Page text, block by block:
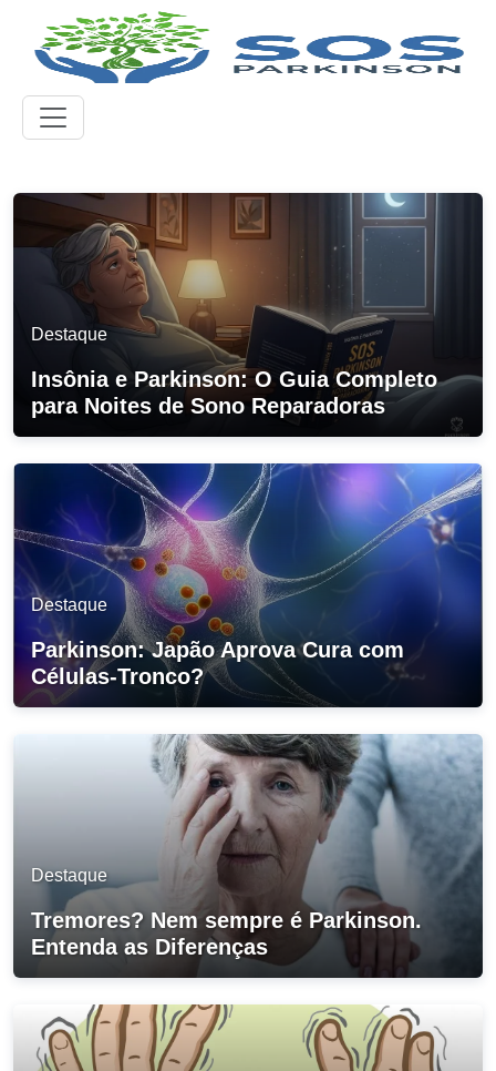
Destaque
Insônia e Parkinson: O Guia Completo
para Noites de Sono Reparadoras
Destaque
Parkinson: Japão Aprova Cura com
Células-Tronco?
Destaque
Tremores? Nem sempre é Parkinson.
Entenda as Diferenças